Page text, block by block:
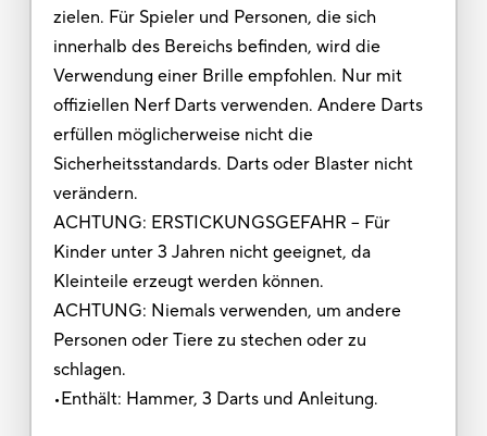
zielen. Für Spieler und Personen, die sich
innerhalb des Bereichs befinden, wird die
Verwendung einer Brille empfohlen. Nur mit
offiziellen Nerf Darts verwenden. Andere Darts
erfüllen möglicherweise nicht die
Sicherheitsstandards. Darts oder Blaster nicht
verändern.
ACHTUNG: ERSTICKUNGSGEFAHR – Für
Kinder unter 3 Jahren nicht geeignet, da
Kleinteile erzeugt werden können.
ACHTUNG: Niemals verwenden, um andere
Personen oder Tiere zu stechen oder zu
schlagen.
•Enthält: Hammer, 3 Darts und Anleitung.